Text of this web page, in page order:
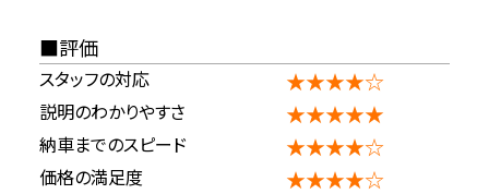
評価
スタッフの対応 ★★★★☆
説明のわかりやすさ ★★★★★
納車までのスピード ★★★★☆
価格の満足度 ★★★★☆